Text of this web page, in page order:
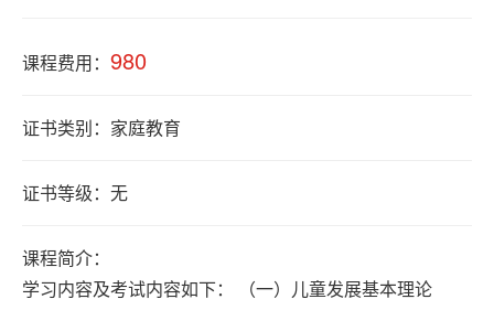
课程费用： 980
证书类别：家庭教育
证书等级：无
课程简介：
学习内容及考试内容如下： （一）儿童发展基本理论